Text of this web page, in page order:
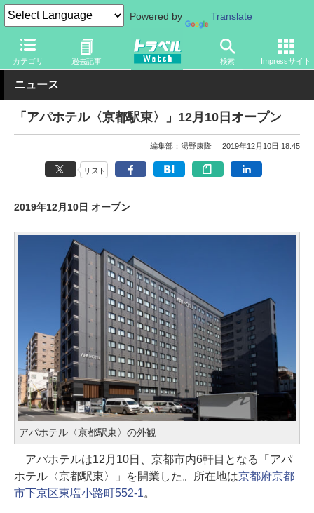
Powered by Translate
カテゴリ 過去記事 検索 Impressサイト
トラベル Watch 旅の情報 ホテル・旅館 宿泊
ニュース
「アパホテル〈京都駅東〉」12月10日オープン
編集部：湯野康隆 2019年12月10日 18:45
リスト
2019年12月10日 オープン
アパホテル〈京都駅東〉の外観
アパホテルは12月10日、京都市内6軒目となる「アパ
ホテル〈京都駅東〉」を開業した。所在地は京都府京都
市下京区東塩小路町552-1。